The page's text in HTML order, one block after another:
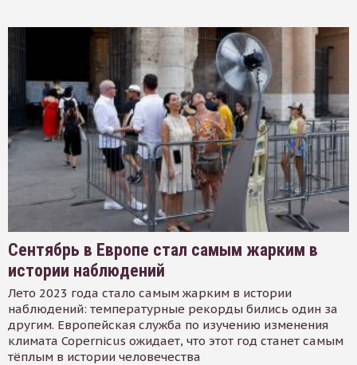
Сентябрь в Европе стал самым жарким в
истории наблюдений
Лето 2023 года стало самым жарким в истории
наблюдений: температурные рекорды бились один за
другим. Европейская служба по изучению изменения
климата Copernicus ожидает, что этот год станет самым
тёплым в истории человечества